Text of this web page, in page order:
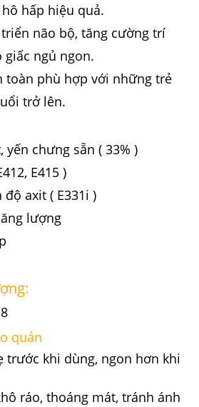
hấp hiệu quả.
não bộ, tăng cường trí
giấc ngủ ngon.
toàn phù hợp với những trẻ
trở lên.
chưng sẵn ( 33% )
E415 )
axit ( E331i )
lượng
quản
trước khi dùng, ngon hơn khi
ráo, thoáng mát, tránh ánh